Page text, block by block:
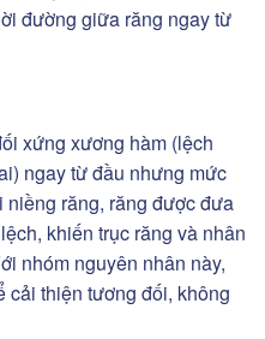
đường giữa răng ngay từ
xứng xương hàm (lệch
ngay từ đầu nhưng mức
niềng răng, răng được đưa
khiến trục răng và nhân
nhóm nguyên nhân này,
cải thiện tương đối, không